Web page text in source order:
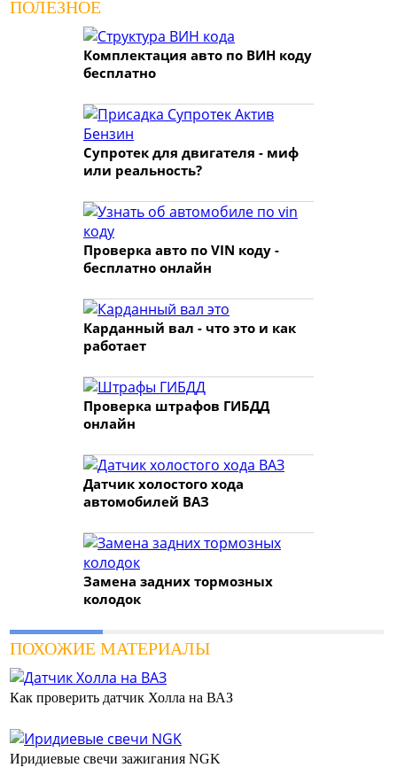
ПОЛЕЗНОЕ
Комплектация авто по ВИН коду
бесплатно
Супротек для двигателя - миф
или реальность?
Проверка авто по VIN коду -
бесплатно онлайн
Карданный вал - что это и как
работает
Проверка штрафов ГИБДД
онлайн
Датчик холостого хода
автомобилей ВАЗ
Замена задних тормозных
колодок
ПОХОЖИЕ МАТЕРИАЛЫ
Как проверить датчик Холла на ВАЗ
Иридиевые свечи зажигания NGK